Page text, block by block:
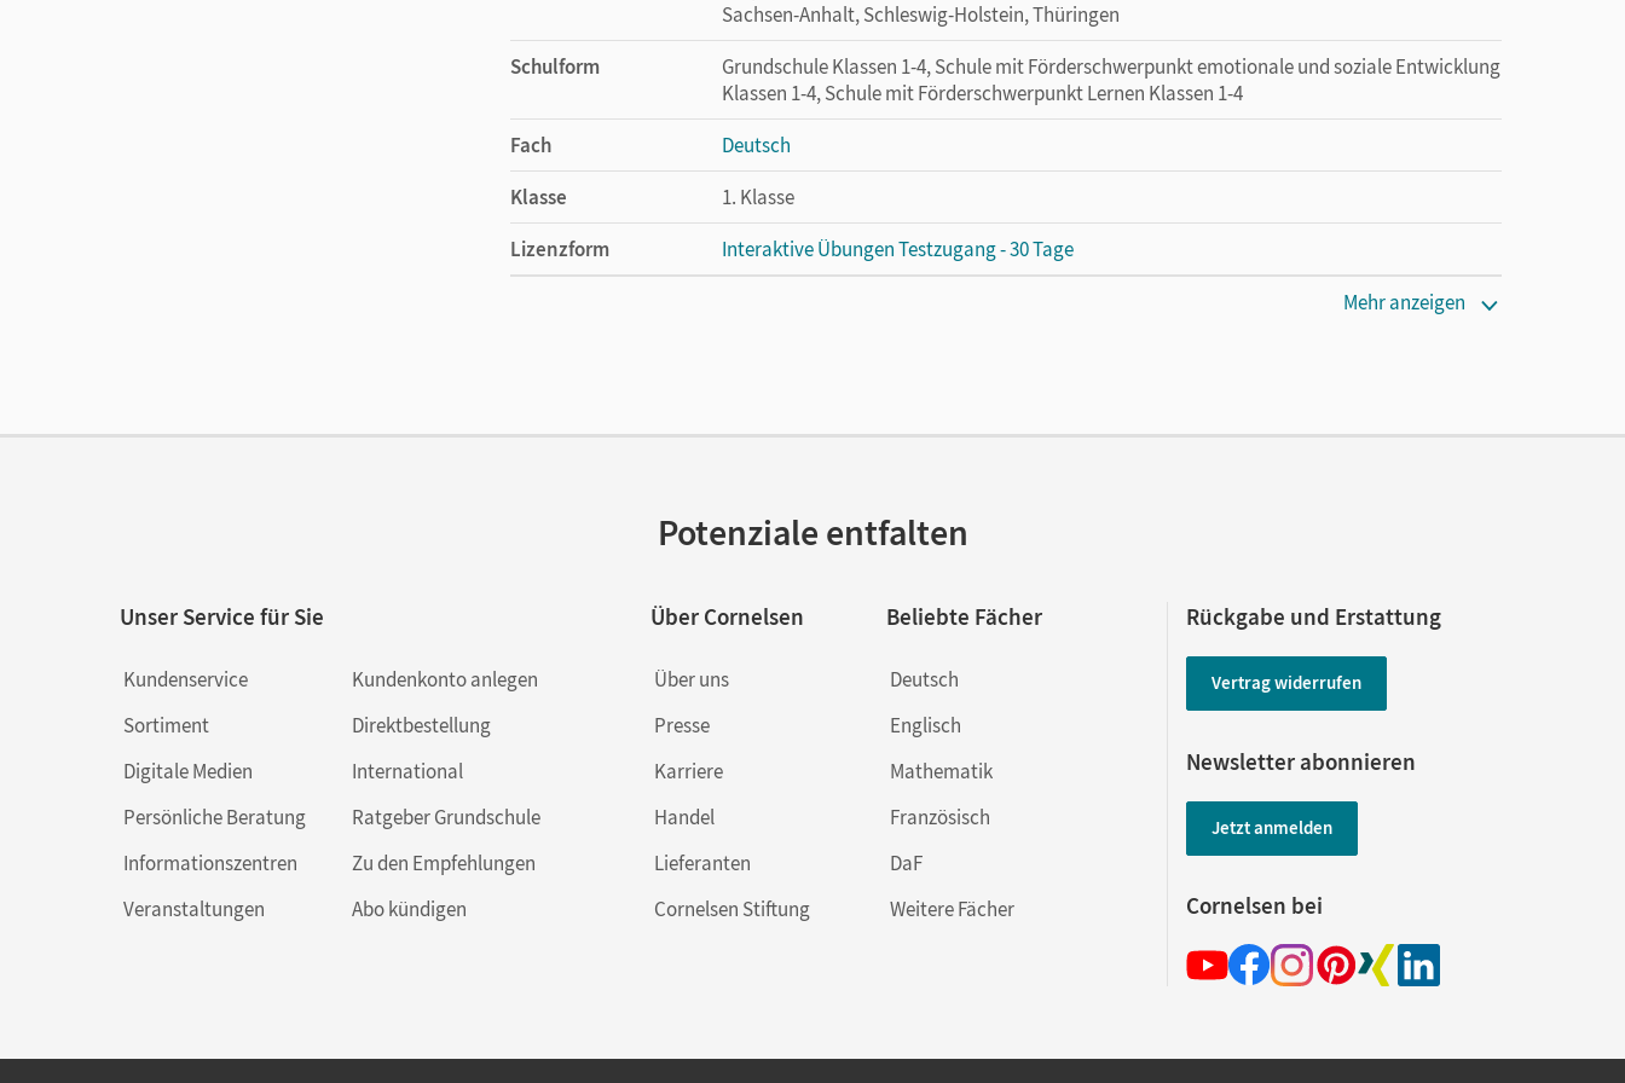
Sachsen-Anhalt, Schleswig-Holstein, Thüringen
Schulform
Grundschule Klassen 1-4, Schule mit Förderschwerpunkt emotionale und soziale Entwicklung
Klassen 1-4, Schule mit Förderschwerpunkt Lernen Klassen 1-4
Fach
Deutsch
Klasse
1. Klasse
Lizenzform
Interaktive Übungen Testzugang - 30 Tage
Mehr anzeigen
Potenziale entfalten
Unser Service für Sie
Kundenservice
Sortiment
Digitale Medien
Persönliche Beratung
Informationszentren
Veranstaltungen
Kundenkonto anlegen
Direktbestellung
International
Ratgeber Grundschule
Zu den Empfehlungen
Abo kündigen
Über Cornelsen
Über uns
Presse
Karriere
Handel
Lieferanten
Cornelsen Stiftung
Beliebte Fächer
Deutsch
Englisch
Mathematik
Französisch
DaF
Weitere Fächer
Rückgabe und Erstattung
Vertrag widerrufen
Newsletter abonnieren
Jetzt anmelden
Cornelsen bei